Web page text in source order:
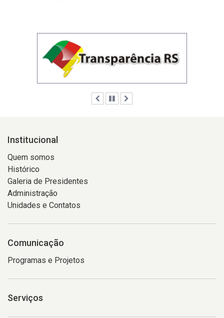
AnteriorPausar
Institucional
Quem somos
Histórico
Galeria de Presidentes
Administração
Unidades e Contatos
Comunicação
Programas e Projetos
Serviços